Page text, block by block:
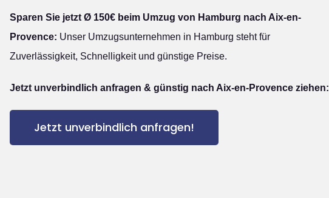
Sparen Sie jetzt Ø 150€ beim Umzug von Hamburg nach Aix-en-
Provence: Unser Umzugsunternehmen in Hamburg steht für
Zuverlässigkeit, Schnelligkeit und günstige Preise.
Jetzt unverbindlich anfragen & günstig nach Aix-en-Provence ziehen:
Jetzt unverbindlich anfragen!